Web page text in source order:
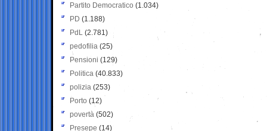
Partito Democratico (1.034)
PD (1.188)
PdL (2.781)
pedofilia (25)
Pensioni (129)
Politica (40.833)
polizia (253)
Porto (12)
povertà (502)
Presepe (14)